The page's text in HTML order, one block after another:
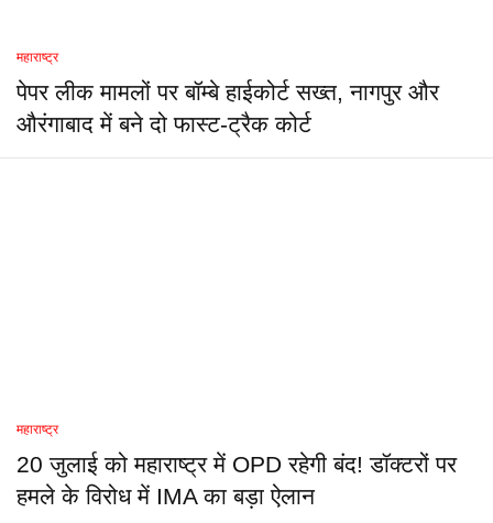
महाराष्ट्र
पेपर लीक मामलों पर बॉम्बे हाईकोर्ट सख्त, नागपुर और
औरंगाबाद में बने दो फास्ट-ट्रैक कोर्ट
महाराष्ट्र
20 जुलाई को महाराष्ट्र में OPD रहेगी बंद! डॉक्टरों पर
हमले के विरोध में IMA का बड़ा ऐलान